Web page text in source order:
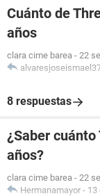
Cuánto de
años
clara cime barea - 22
8 respuestas
¿Saber
años?
clara cime barea - 22
Hermanamayor - 13